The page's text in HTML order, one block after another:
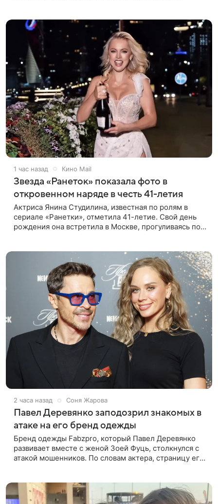
1 час назад Кино Mail
Звезда «Ранеток» показала фото в
откровенном наряде в честь 41-летия
Актриса Янина Студилина, известная по ролям в
сериале «Ранетки», отметила 41-летие. Свой день
рождения она встретила в Москве, прогуливаясь по
2 часа назад Соня Жарова
Павел Деревянко заподозрил знакомых в
атаке на его бренд одежды
Бренд одежды Fabzpro, который Павел Деревянко
развивает вместе с женой Зоей Фуць, столкнулся с
атакой мошенников. По словам актера, страницу его